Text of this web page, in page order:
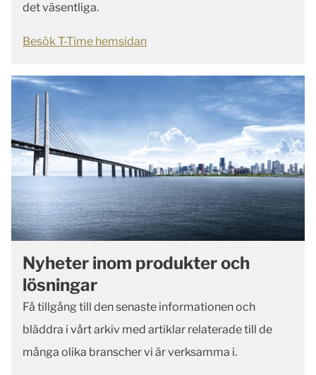
det väsentliga.
Besök T-Time hemsidan
Nyheter inom produkter och
lösningar
Få tillgång till den senaste informationen och
bläddra i vårt arkiv med artiklar relaterade till de
många olika branscher vi är verksamma i.